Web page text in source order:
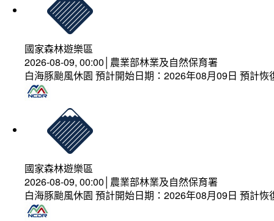
國家森林遊樂區
2026-08-09, 00:00│農業部林業及自然保育署
白海豚颱風休園 預計開始日期：2026年08月09日 預計
國家森林遊樂區
2026-08-09, 00:00│農業部林業及自然保育署
白海豚颱風休園 預計開始日期：2026年08月09日 預計